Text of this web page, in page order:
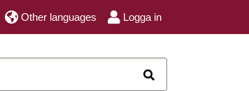
Other languages Logga in